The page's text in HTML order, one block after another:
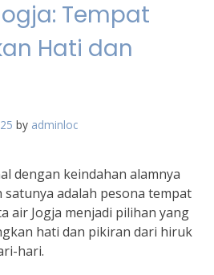
Tempat
Hati dan
by adminloc
dengan keindahan alamnya
satunya adalah pesona tempat
air Jogja menjadi pilihan yang
hati dan pikiran dari hiruk
hari.